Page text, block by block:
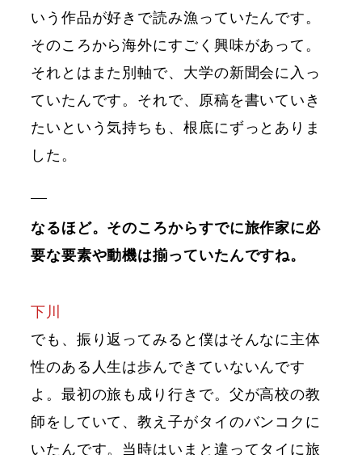
いう作品が好きで読み漁っていたんです。
そのころから海外にすごく興味があって。
それとはまた別軸で、大学の新聞会に入っ
ていたんです。それで、原稿を書いていき
たいという気持ちも、根底にずっとありま
した。
なるほど。そのころからすでに旅作家に必
要な要素や動機は揃っていたんですね。
下川
でも、振り返ってみると僕はそんなに主体
性のある人生は歩んできていないんです
よ。最初の旅も成り行きで。父が高校の教
師をしていて、教え子がタイのバンコクに
いたんです。当時はいまと違ってタイに旅